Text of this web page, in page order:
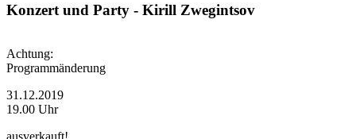
Konzert und Party - Kirill Zwegintsov
Achtung:
Programmänderung
31.12.2019
19.00 Uhr
ausverkauft!